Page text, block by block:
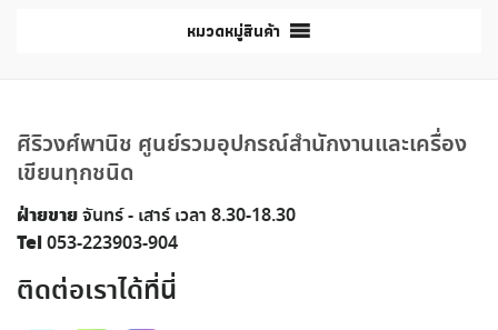
หมวดหมู่สินค้า
ศิริวงศ์พานิช ศูนย์รวมอุปกรณ์สำนักงานและเครื่อง
เขียนทุกชนิด
ฝ่ายขายจันทร์ - เสาร์ เวลา 8.30-18.30
Tel053-223903-904
ติดต่อเราได้ที่นี่